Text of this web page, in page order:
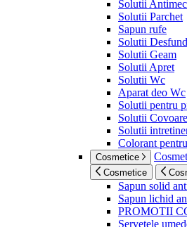
Solutii
Solutii Parchet
Sapun rufe
Solutii
Solutii Geam
Solutii Apret
Solutii Wc
Aparat deo Wc
Solutii pentru
Solutii
Solutii
Colorant
Cosmetice
Cosmetice
Sapun solid
Sapun lichid
PROMOTII
Servetele